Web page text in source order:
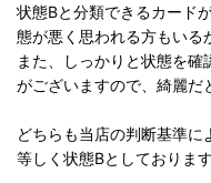
状態Bと分類できるカード
態が悪く思われる方もいる
また、しっかりと状態を
がございますので、綺麗だ
どちらも当店の判断基準に
等しく状態Bとしております